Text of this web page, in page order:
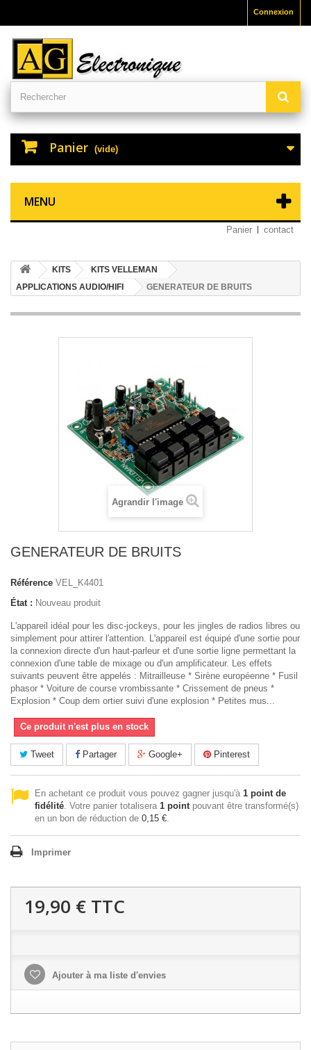
Connexion
Panier (vide)
MENU
Panier contact
KITS
KITS VELLEMAN
APPLICATIONS AUDIO/HIFI
GENERATEUR DE BRUITS
Agrandir l'image
GENERATEUR DE BRUITS
Référence VEL_K4401
État : Nouveau produit
L'appareil idéal pour les disc-jockeys, pour les jingles de radios libres ou
simplement pour attirer l'attention. L'appareil est équipé d'une sortie pour
la connexion directe d'un haut-parleur et d'une sortie ligne permettant la
connexion d'une table de mixage ou d'un amplificateur. Les effets
suivants peuvent être appelés : Mitrailleuse * Sirène européenne * Fusil
phasor * Voiture de course vrombissante * Crissement de pneus *
Explosion * Coup dem ortier suivi d'une explosion * Petites mus...
Ce produit n'est plus en stock
Tweet Partager Google+ Pinterest
En achetant ce produit vous pouvez gagner jusqu'à 1 point de
fidélité. Votre panier totalisera 1 pointpouvant être transformé(s)
en un bon de réduction de 0,15 €.
Imprimer
19,90 € TTC
Ajouter à ma liste d'envies